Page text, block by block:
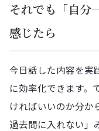
それでも「自分
感じたら
今日話した内容を実
に効率化できます。
ければいいのか分か
過去問に入れない」